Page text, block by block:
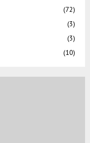
(72)
(3)
(3)
(10)